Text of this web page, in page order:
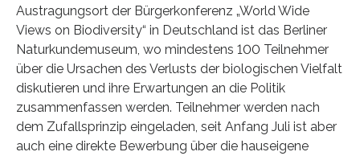
Austragungsort der Bürgerkonferenz „World Wide
Views on Biodiversity“ in Deutschland ist das Berliner
Naturkundemuseum, wo mindestens 100 Teilnehmer
über die Ursachen des Verlusts der biologischen Vielfalt
diskutieren und ihre Erwartungen an die Politik
zusammenfassen werden. Teilnehmer werden nach
dem Zufallsprinzip eingeladen, seit Anfang Juli ist aber
auch eine direkte Bewerbung über die hauseigene